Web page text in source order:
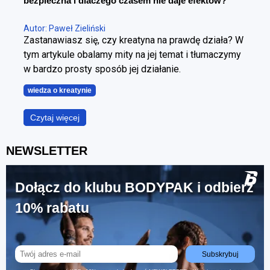
Autor: Paweł Zieliński
Zastanawiasz się, czy kreatyna na prawdę działa? W
tym artykule obalamy mity na jej temat i tłumaczymy
w bardzo prosty sposób jej działanie.
wiedza o kreatynie
Czytaj więcej
NEWSLETTER
Dołącz do klubu BODYPAK i odbierz
10% rabatu
Subskrybuj